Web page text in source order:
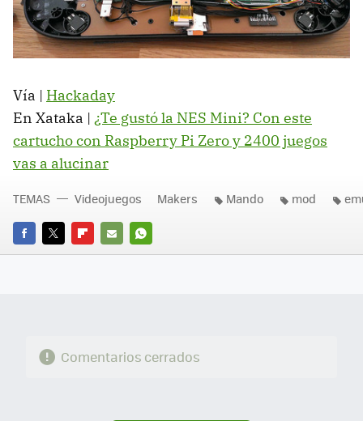
Vía | Hackaday
En Xataka | ¿Te gustó la NES Mini? Con este
cartucho con Raspberry Pi Zero y 2400 juegos
vas a alucinar
FACEBOOK
TWITTERFLIPBOARD
E-
WHATSAPP
TEMAS Videojuegos Makers Mando mod
Comentarios cerrados